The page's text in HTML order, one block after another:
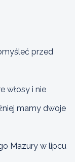
przed
włosy i nie
mamy dwoje
Mazury w lipcu